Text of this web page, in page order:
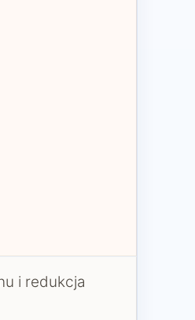
i redukcja